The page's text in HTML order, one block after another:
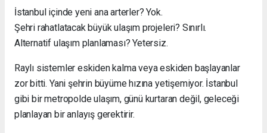
İstanbul içinde yeni ana arterler? Yok.
Şehri rahatlatacak büyük ulaşım projeleri? Sınırlı.
Alternatif ulaşım planlaması? Yetersiz.
Raylı sistemler eskiden kalma veya eskiden başlayanlar
zor bitti. Yani şehrin büyüme hızına yetişemiyor. İstanbul
gibi bir metropolde ulaşım, günü kurtaran değil, geleceği
planlayan bir anlayış gerektirir.